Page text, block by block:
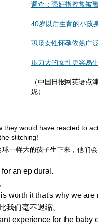
调查：强奸指控常被
40岁以后生育的小孩
职场女性怀孕依然广
压力大的女性更容易
（中国日报网英语点
妮）
would have reacted to
stitching!
一样大的孩子生下来，他们
an epidural.
worth it that's why we are
我们毫不退缩。
experience for the baby